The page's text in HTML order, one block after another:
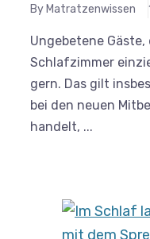
By Matratzenwissen
Ungebetene
Schlafzimmer
gern. Das gilt
bei den neuen
handelt, ...